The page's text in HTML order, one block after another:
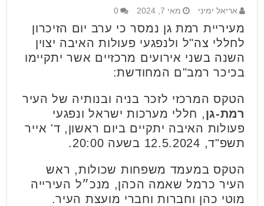
אריאל ימיני מאי 7, 2024 0
מעיריית רמת גן נמסר כי ערב יום הזיכרון
לחללי צה"ל ולנפגעי פעולות האיבה יצוין
השנה בשני אירועים מרכזיים אשר יתקיימו
בכיכר רמב"ם המחודשת:
הטקס המרכזי לזכר בניה ובנותיה של העיר
רמת-גן, חללי מערכות ישראל ונפגעי
פעולות האיבה יתקיים ביום ראשון, ד' אייר
תשפ"ד, 12.5.2024 בשעה 20:00.
הטקס במעמד משפחות שכולות, ראש
העיר כרמל שאמה הכהן, מנכ״ל העירייה
מוטי כהן וחברות וחברי מועצת העיר.